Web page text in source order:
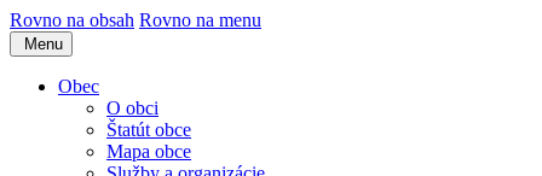
Rovno na obsah Rovno na menu
Menu
Obec
O obci
Štatút obce
Mapa obce